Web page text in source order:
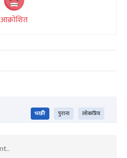
आक्रोशित
भर्खरै पुराना लोकप्रिय